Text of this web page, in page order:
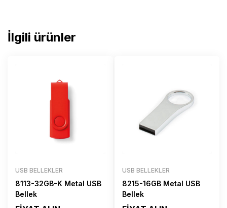
İlgili ürünler
USB BELLEKLER
8113-32GB-K Metal USB
Bellek
USB BELLEKLER
8215-16GB Metal USB
Bellek